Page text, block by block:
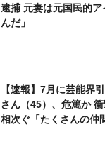
逮捕 元妻は元国民的
んだ」
【速報】7月に芸能界
さん（45）、危篤か
相次ぐ「たくさんの仲